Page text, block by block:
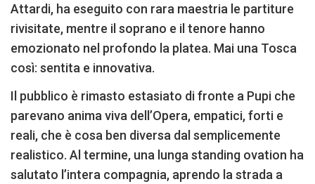
Attardi, ha eseguito con rara maestria le partiture
rivisitate, mentre il soprano e il tenore hanno
emozionato nel profondo la platea. Mai una Tosca
così: sentita e innovativa.
Il pubblico è rimasto estasiato di fronte a Pupi che
parevano anima viva dell’Opera, empatici, forti e
reali, che è cosa ben diversa dal semplicemente
realistico. Al termine, una lunga standing ovation ha
salutato l’intera compagnia, aprendo la strada a